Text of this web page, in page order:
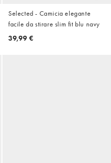
Selected - Camicia elegante
facile da stirare slim fit blu navy
39,99 €